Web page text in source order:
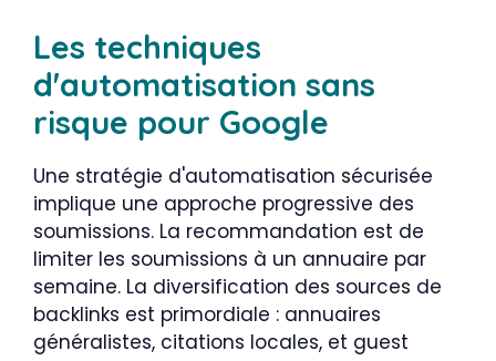
Les techniques
d'automatisation sans
risque pour Google
Une stratégie d'automatisation sécurisée
implique une approche progressive des
soumissions. La recommandation est de
limiter les soumissions à un annuaire par
semaine. La diversification des sources de
backlinks est primordiale : annuaires
généralistes, citations locales, et guest